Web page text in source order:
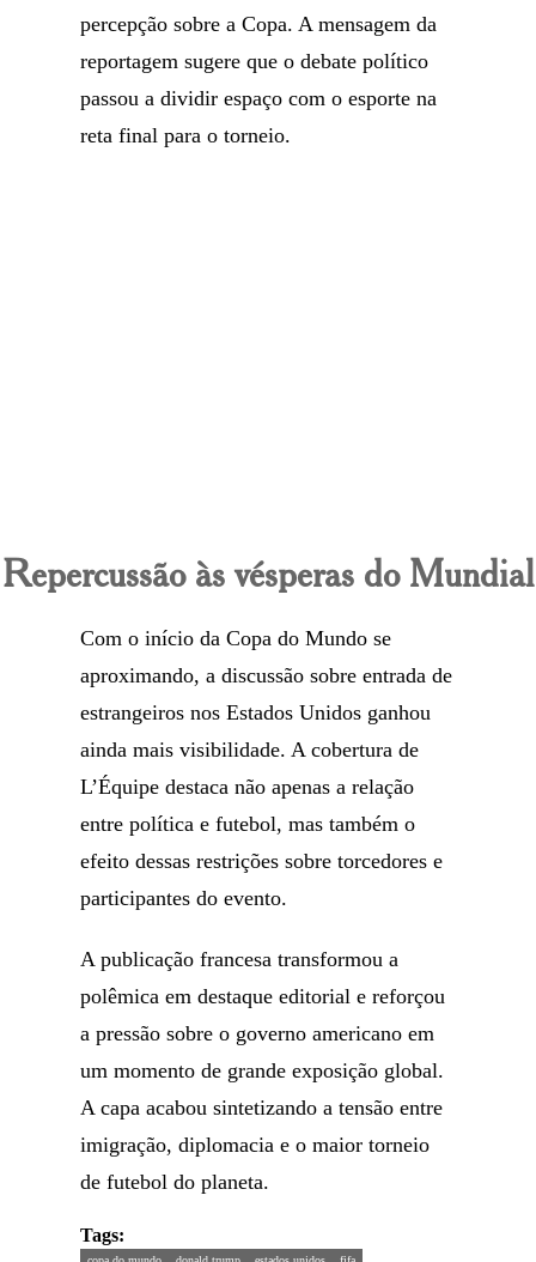
percepção sobre a Copa. A mensagem da
reportagem sugere que o debate político
passou a dividir espaço com o esporte na
reta final para o torneio.
Repercussão às vésperas do Mundial
Com o início da Copa do Mundo se
aproximando, a discussão sobre entrada de
estrangeiros nos Estados Unidos ganhou
ainda mais visibilidade. A cobertura de
L’Équipe destaca não apenas a relação
entre política e futebol, mas também o
efeito dessas restrições sobre torcedores e
participantes do evento.
A publicação francesa transformou a
polêmica em destaque editorial e reforçou
a pressão sobre o governo americano em
um momento de grande exposição global.
A capa acabou sintetizando a tensão entre
imigração, diplomacia e o maior torneio
de futebol do planeta.
Tags: